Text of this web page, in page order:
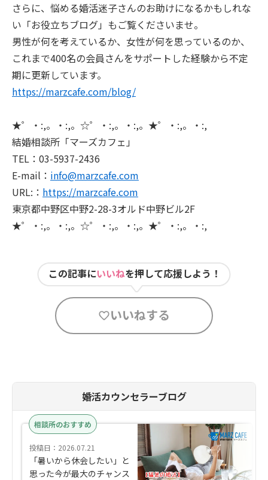
さらに、悩める婚活迷子さんのお助けになるかもしれな
い「お役立ちブログ」もご覧くださいませ。
男性が何を考えているか、女性が何を思っているのか、
これまで400名の会員さんをサポートした経験から不定
期に更新しています。
https://marzcafe.com/blog/
★゜・:,。・:,。☆゜・:,。・:,。★゜・:,。・:,
結婚相談所「マーズカフェ」
TEL：03-5937-2436
E-mail： info@marzcafe.com
URL:： https://marzcafe.com
東京都中野区中野2-28-3オルド中野ビル2F
★゜・:,。・:,。☆゜・:,。・:,。★゜・:,。・:,
この記事にいいねを押して応援しよう！
いいねする
婚活カウンセラーブログ
相談所のおすすめ
投稿日：2026.07.21
「暑いから休会したい」と
思った今が最大のチャンス